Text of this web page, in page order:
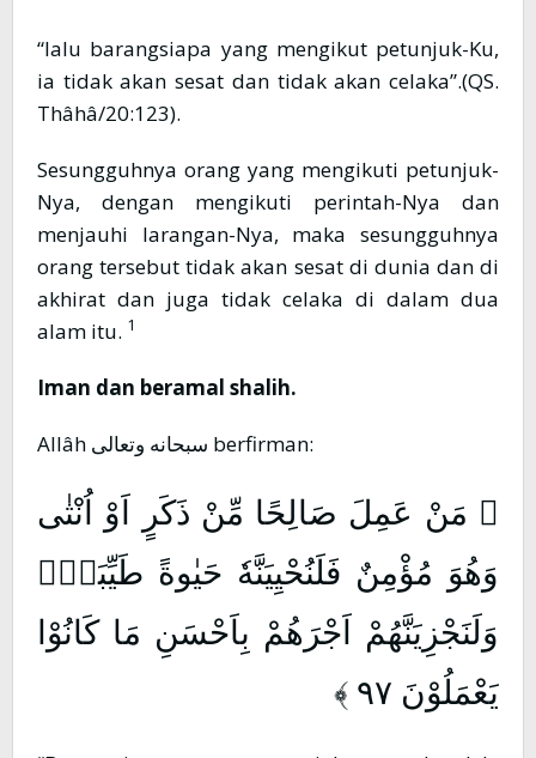
“lalu barangsiapa yang mengikut petunjuk-Ku,
ia tidak akan sesat dan tidak akan celaka”.(QS.
Thâhâ/20:123).
Sesungguhnya orang yang mengikuti petunjuk-
Nya, dengan mengikuti perintah-Nya dan
menjauhi larangan-Nya, maka sesungguhnya
orang tersebut tidak akan sesat di dunia dan di
akhirat dan juga tidak celaka di dalam dua
alam itu. 1
Iman dan beramal shalih.
Allâh سبحانه وتعالى berfirman:
﴿ مَنْ عَمِلَ صَالِحًا مِّنْ ذَكَرٍ اَوْ اُنْثٰى
وَهُوَ مُؤْمِنٌ فَلَنُحْيِيَنَّهٗ حَيٰوةً طَيِّبَةًۚ
وَلَنَجْزِيَنَّهُمْ اَجْرَهُمْ بِاَحْسَنِ مَا كَانُوْا
يَعْمَلُوْنَ ٩٧ ﴾